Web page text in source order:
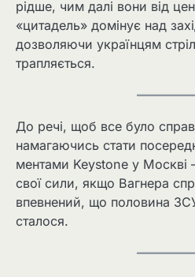
рідше, чим далі вони від
«цитадель» домінує над
дозволяючи українцям
трапляється.
До речі, щоб все було
намагаючись стати
ментами Keystone у Москві
свої сили, якщо Вагнера
впевнений, що половина
сталося.